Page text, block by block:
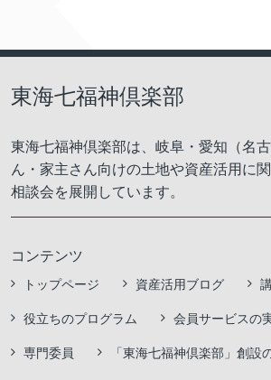
東海七福神倶楽部
東海七福神倶楽部は、岐阜・愛知（名
ん・家主さん向けの土地や資産活用に
相談会を展開しています。
コンテンツ
トップページ 資産活用ブログ
役立ちのプログラム 会員サービスの
専門委員 「東海七福神倶楽部」創設